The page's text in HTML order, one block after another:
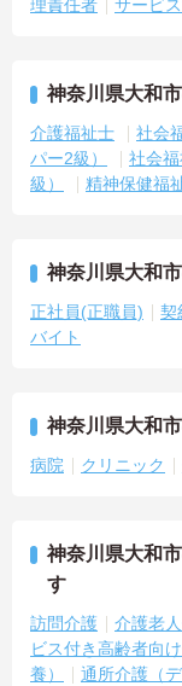
理責任者 サービ
神奈川県大和
介護福祉士 社会
パー2級）
社会
級）
精神保健福
神奈川県大和
正社員(正職員) 契
バイト
神奈川県大和
病院 クリニック
神奈川県大和
す
訪問介護 介護老
ビス付き高齢者向
養）
通所介護（